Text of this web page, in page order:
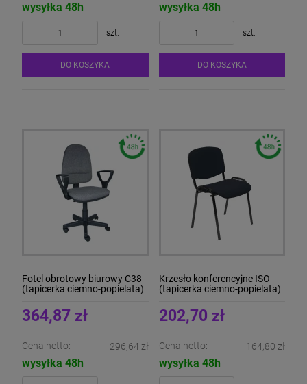
wysyłka 48h
szt.
DO KOSZYKA
wysyłka 48h
szt.
DO KOSZYKA
Fotel obrotowy biurowy C38
(tapicerka ciemno-popielata)
364,87 zł
Cena netto: 296,64 zł
wysyłka 48h
Krzesło konferencyjne ISO
(tapicerka ciemno-popielata)
202,70 zł
Cena netto: 164,80 zł
wysyłka 48h